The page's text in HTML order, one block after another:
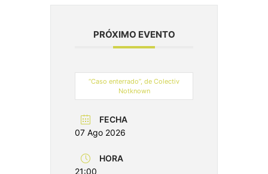
PRÓXIMO EVENTO
“Caso enterrado”, de Colectiv
Notknown
FECHA
07 Ago 2026
HORA
21:00